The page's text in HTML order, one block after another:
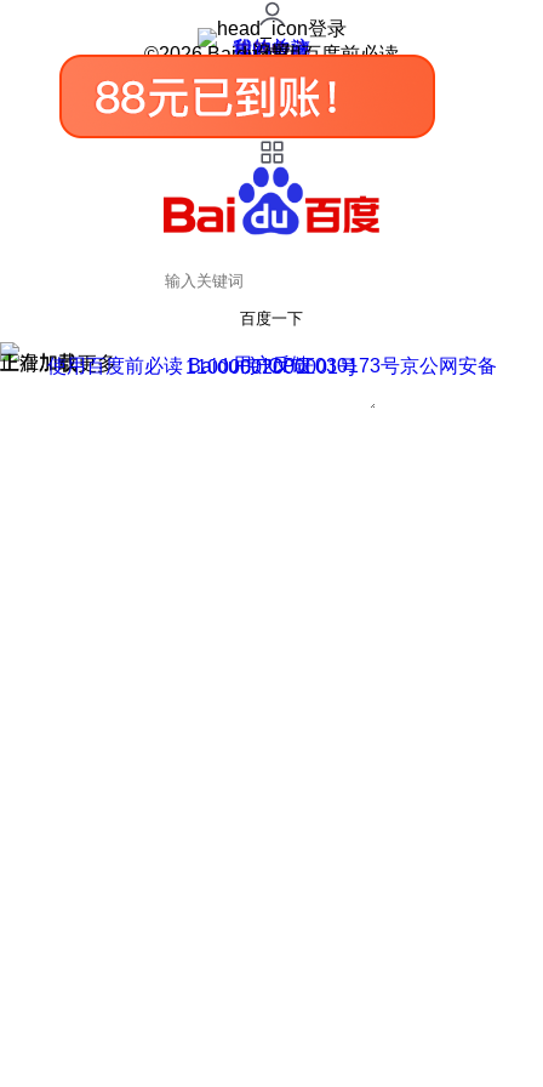
登录
我的关注
我的收藏
皮肤中心
用户反馈
设置
©2026 Baidu 使用百度前必读
百度一下
正在加载
上滑加载更多 用户反馈
使用百度前必读 Baidu 京ICP证030173号
京公网安备11000002000001号